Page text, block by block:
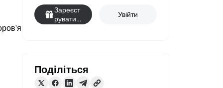
Зареєст
руватис
Увійти
Поділіться